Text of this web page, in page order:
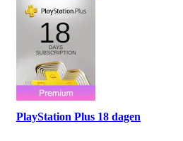
PlayStation Plus 18 dagen